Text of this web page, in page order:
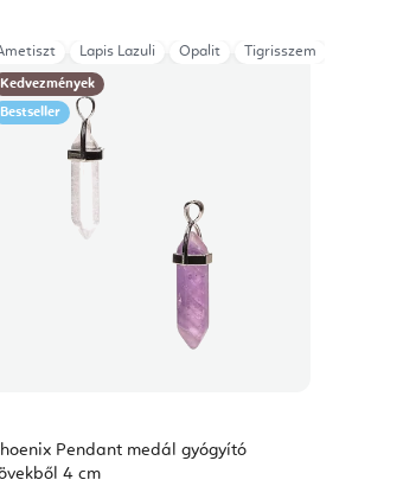
Kedvezmények
Bestseller
Pendant medál gyógyító
4 cm
Lapis Lazuli Opalit Tigrisszem